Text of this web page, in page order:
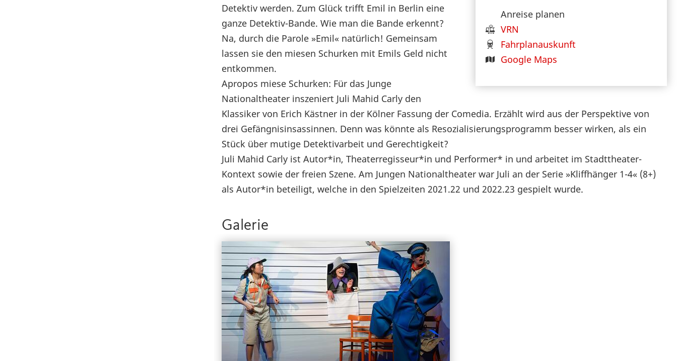
Anreise planen
VRN
Fahrplanauskunft
Google Maps
Detektiv werden. Zum Glück trifft Emil in Berlin eine
ganze Detektiv-Bande. Wie man die Bande erkennt?
Na, durch die Parole »Emil« natürlich! Gemeinsam
lassen sie den miesen Schurken mit Emils Geld nicht
entkommen.
Apropos miese Schurken: Für das Junge
Nationaltheater inszeniert Juli Mahid Carly den
Klassiker von Erich Kästner in der Kölner Fassung der Comedia. Erzählt wird aus der Perspektive von
drei Gefängnisinsassinnen. Denn was könnte als Resozialisierungsprogramm besser wirken, als ein
Stück über mutige Detektivarbeit und Gerechtigkeit?
Juli Mahid Carly ist Autor*in, Theaterregisseur*in und Performer* in und arbeitet im Stadttheater-
Kontext sowie der freien Szene. Am Jungen Nationaltheater war Juli an der Serie »Kliffhänger 1-4« (8+)
als Autor*in beteiligt, welche in den Spielzeiten 2021.22 und 2022.23 gespielt wurde.
Galerie